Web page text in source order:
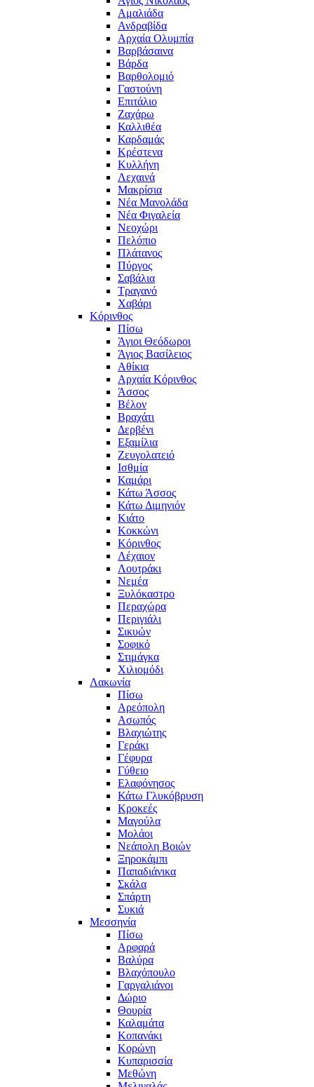
Αμαλιάδα
Ανδραβίδα
Αρχαία Ολυμπία
Βαρβάσαινα
Βάρδα
Βαρθολομιό
Γαστούνη
Επιτάλιο
Ζαχάρω
Καλλιθέα
Καρδαμάς
Κρέστενα
Κυλλήνη
Λεχαινά
Μακρίσια
Νέα Μανολάδα
Νέα Φιγαλεία
Νεοχώρι
Πελόπιο
Πλάτανος
Πύργος
Σαβάλια
Τραγανό
Χαβάρι
Κόρινθος
Πίσω
Άγιοι Θεόδωροι
Άγιος Βασίλειος
Αθίκια
Αρχαία Κόρινθος
Άσσος
Βέλον
Βραχάτι
Δερβένι
Εξαμίλια
Ζευγολατειό
Ισθμία
Καμάρι
Κάτω Άσσος
Κάτω Διμηνιόν
Κιάτο
Κοκκώνι
Κόρινθος
Λέχαιον
Λουτράκι
Νεμέα
Ξυλόκαστρο
Περαχώρα
Περιγιάλι
Σικυών
Σοφικό
Στιμάγκα
Χιλιομόδι
Λακωνία
Πίσω
Αρεόπολη
Ασωπός
Βλαχιώτης
Γεράκι
Γέφυρα
Γύθειο
Ελαφόνησος
Κάτω Γλυκόβρυση
Κροκεές
Μαγούλα
Μολάοι
Νεάπολη Βοιών
Ξηροκάμπι
Παπαδιάνικα
Σκάλα
Σπάρτη
Συκιά
Μεσσηνία
Πίσω
Αρφαρά
Βαλύρα
Βλαχόπουλο
Γαργαλιάνοι
Δώριο
Θουρία
Καλαμάτα
Κοπανάκι
Κορώνη
Κυπαρισσία
Μεθώνη